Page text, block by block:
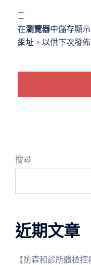
在瀏覽器中儲存顯
網址，以供下次發
搜尋
近期文章
【防森和診所體檢